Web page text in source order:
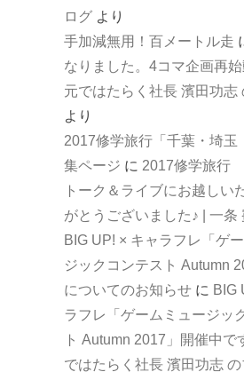
ログ より
手加減無用！百メートル走
なりました。4コマ企画再
元ではたらく社長 濱田功志
より
2017修学旅行「千葉・埼玉
集ページ に 2017修学旅行
トーク＆ライブにお越しい
がとうございました♪ | 一条
BIG UP! × キャラフレ「ゲ
ジックコンテスト Autumn
についてのお知らせ に BIG
ラフレ「ゲームミュージッ
ト Autumn 2017」開催中で
ではたらく社長 濱田功志